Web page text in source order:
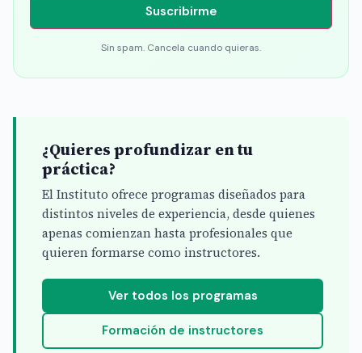
Suscribirme
Sin spam. Cancela cuando quieras.
¿Quieres profundizar en tu
práctica?
El Instituto ofrece programas diseñados para
distintos niveles de experiencia, desde quienes
apenas comienzan hasta profesionales que
quieren formarse como instructores.
Ver todos los programas
Formación de instructores